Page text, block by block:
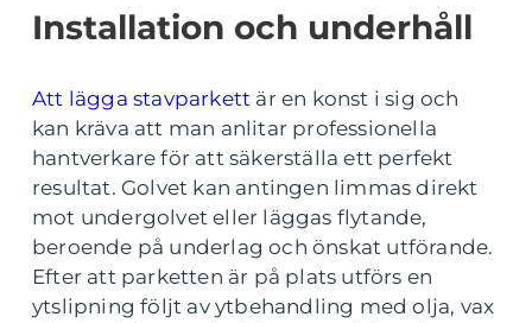
Installation och underhåll
Att lägga stavparkett är en konst i sig och
kan kräva att man anlitar professionella
hantverkare för att säkerställa ett perfekt
resultat. Golvet kan antingen limmas direkt
mot undergolvet eller läggas flytande,
beroende på underlag och önskat utförande.
Efter att parketten är på plats utförs en
ytslipning följt av ytbehandling med olja, vax